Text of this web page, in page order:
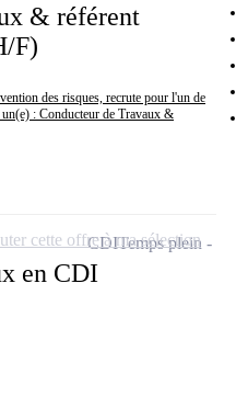
& référent
F)
des risques, recrute pour l'un de
: Conducteur de Travaux &
en CDI
CDITemps plein
cette offre à ma sélection